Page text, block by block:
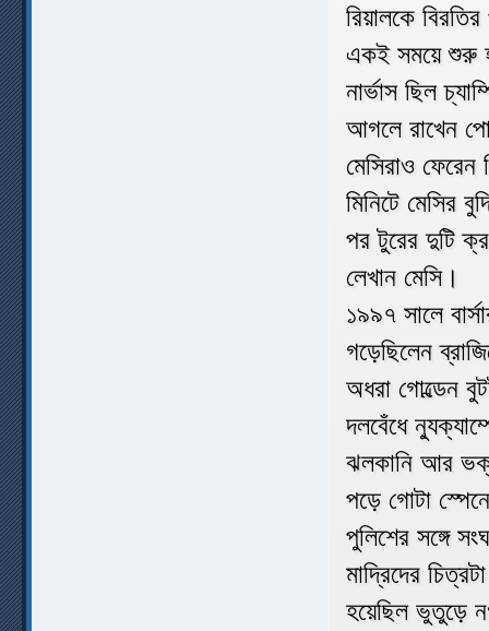
রিয়ালকে
একই সময়ে শুরু
নার্ভাস ছিল
আগলে রাখেন
মেসিরাও
মিনিটে মেসির
পর টুরের দুটি
লেখান মেসি।
১৯৯৭ সালে
গড়েছিলেন
অধরা গোল্ডেন
দলবেঁধে
ঝলকানি আর
পড়ে গোটা
পুলিশের সঙ্গে
মাদ্রিদের
হয়েছিল ভুতুড়ে